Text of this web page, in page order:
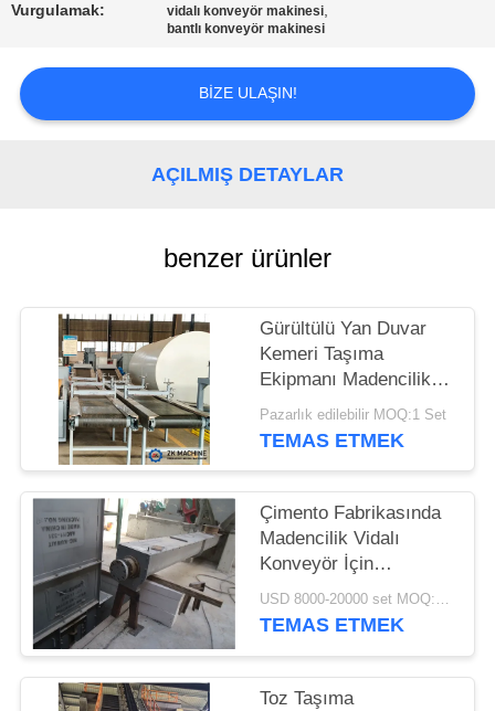
BIZE
ULAŞIN
HABERLER
SITE
HARITASI
GIZLILIK
POLITIKASI
Vurgulamak: vidalı konveyör makinesi,
bantlı konveyör makinesi
BIZE ULAŞIN!
AÇILMIŞ DETAYLAR
benzer ürünler
Gürültülü Yan Duvar
Kemeri Taşıma
Ekipmanı Madencilik
Endüstrisi Yer tasarrufu
Yüksek Taşıma
Pazarlık edilebilir MOQ:1 Set
TEMAS ETMEK
Çimento Fabrikasında
Madencilik Vidalı
Konveyör İçin
Endüstriyel Vidalı
Konveyör
USD 8000-20000 set MOQ:1 takım
TEMAS ETMEK
Toz Taşıma